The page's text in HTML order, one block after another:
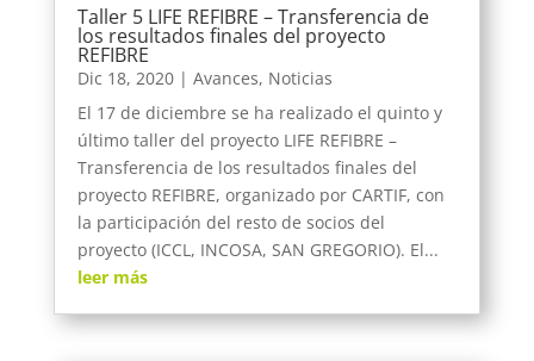
Taller 5 LIFE REFIBRE – Transferencia de
los resultados finales del proyecto
REFIBRE
Dic 18, 2020| Avances, Noticias
El 17 de diciembre se ha realizado el quinto y
último taller del proyecto LIFE REFIBRE –
Transferencia de los resultados finales del
proyecto REFIBRE, organizado por CARTIF, con
la participación del resto de socios del
proyecto (ICCL, INCOSA, SAN GREGORIO). El...
leer más